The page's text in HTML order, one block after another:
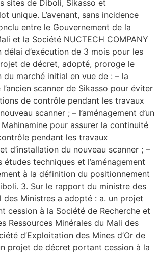
sites de Diboli, Sikasso et
unique. L’avenant, sans incidence
entre le Gouvernement de la
et la Société NUCTECH COMPANY
délai d’exécution de 3 mois pour les
de décret, adopté, proroge le
du marché initial en vue de : – la
scanner de Sikasso pour éviter
de contrôle pendant les travaux
scanner ; – l’aménagement d’un
pour assurer la continuité
pendant les travaux
d’installation du nouveau scanner ; –
études techniques et l’aménagement
à la définition du positionnement
3. Sur le rapport du ministre des
des Ministres a adopté : a. un projet
cession à la Société de Recherche et
Ressources Minérales du Mali des
d’Exploitation des Mines d’Or de
projet de décret portant cession à la